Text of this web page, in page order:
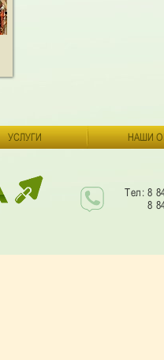
УСЛУГИ НАШИ
Тел: 8
8